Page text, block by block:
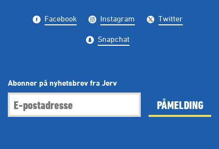
Facebook Instagram Twitter
Snapchat
Abonner på nyhetsbrev fra Jerv
PÅMELDING